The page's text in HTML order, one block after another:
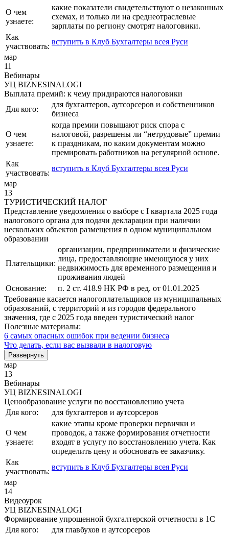
О чем
узнаете:
какие показатели свидетельствуют о незаконных
схемах, и только ли на среднеотраслевые
зарплаты по региону смотрят налоговики.
Как
участвовать:
вступить в Клуб Бухгалтеры всея Руси
мар
11
Вебинары
УЦ BIZNESINALOGI
Выплата премий: к чему придираются налоговики
Для кого:
для бухгалтеров, аутсорсеров и собственников
бизнеса
О чем
узнаете:
когда премии повышают риск спора с
налоговой, разрешены ли “нетрудовые” премии
к праздникам, по каким документам можно
премировать работников на регулярной основе.
Как
участвовать:
вступить в Клуб Бухгалтеры всея Руси
мар
13
ТУРИСТИЧЕСКИЙ НАЛОГ
Представление уведомления о выборе с I квартала 2025 года
налогового органа для подачи декларации при наличии
нескольких объектов размещения в одном муниципальном
образовании
Плательщики:
организации, предприниматели и физические
лица, предоставляющие имеющуюся у них
недвижимость для временного размещения и
проживания людей
Основание:
п. 2 ст. 418.9 НК РФ в ред. от 01.01.2025
Требование касается налогоплательщиков из муниципальных
образований, с территорий и из городов федерального
значения, где с 2025 года введен туристический налог
Полезные материалы:
6 самых опасных ошибок при ведении бизнеса
Что делать, если вас вызвали в налоговую
Развернуть
мар
13
Вебинары
УЦ BIZNESINALOGI
Ценообразование услуги по восстановлению учета
Для кого:
для бухгалтеров и аутсорсеров
О чем
узнаете:
какие этапы кроме проверки первички и
проводок, а также формирования отчетности
входят в услугу по восстановлению учета. Как
определить цену и обосновать ее заказчику.
Как
участвовать:
вступить в Клуб Бухгалтеры всея Руси
мар
14
Видеоурок
УЦ BIZNESINALOGI
Формирование упрощенной бухгалтерской отчетности в 1С
Для кого:
для главбухов и аутсорсеров